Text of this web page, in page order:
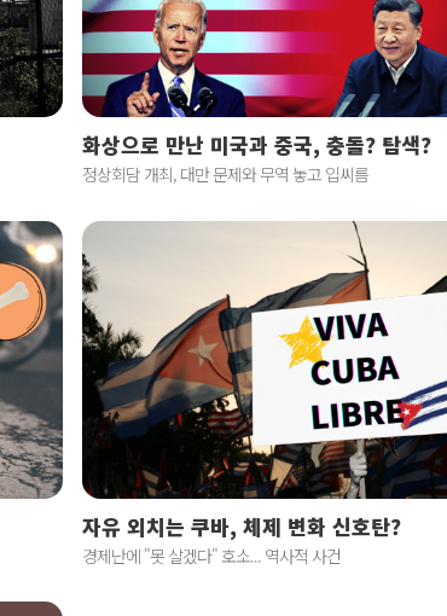
화상으로 만난 미국과 중국, 충돌? 탐색?
정상회담 개최, 대만 문제와 무역 놓고 입씨름
자유 외치는 쿠바, 체제 변화 신호탄?
경제난에 "못 살겠다" 호소... 역사적 사건